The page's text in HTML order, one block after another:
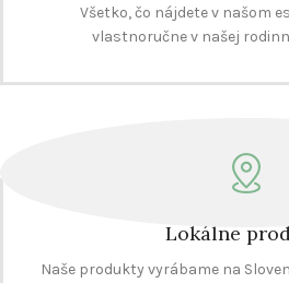
Všetko, čo nájdete v našom
vlastnoručne v našej
Lokálne
Naše produkty vyrábame na